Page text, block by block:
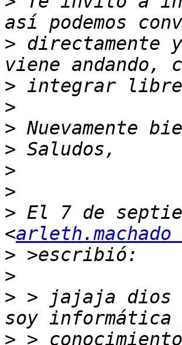
> directamente
>
>
>
>
>
>
> El 7 de
<arleth.machado
>
>
> > jajaja dios
> >